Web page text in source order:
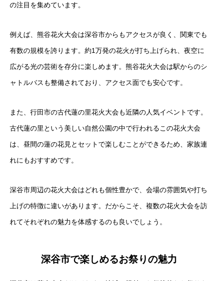
の注目を集めています。
例えば、熊谷花火大会は深谷市からもアクセスが良く、関東でも
有数の規模を誇ります。約1万発の花火が打ち上げられ、夜空に
広がる光の芸術を存分に楽しめます。熊谷花火大会は駅からのシ
ャトルバスも整備されており、アクセス面でも安心です。
また、行田市の古代蓮の里花火大会も近隣の人気イベントです。
古代蓮の里という美しい自然公園の中で行われるこの花火大会
は、昼間の蓮の花見とセットで楽しむことができるため、家族連
れにもおすすめです。
深谷市周辺の花火大会はどれも個性豊かで、会場の雰囲気や打ち
上げの特徴に違いがあります。だからこそ、複数の花火大会を訪
れてそれぞれの魅力を体感するのも良いでしょう。
深谷市で楽しめるお祭りの魅力